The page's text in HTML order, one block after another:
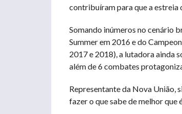
contribuíram para que a estreia
Somando inúmeros no cenário
Summer em 2016 e do
2017 e 2018), a lutadora ainda
além de 6 combates
Representante da Nova União,
fazer o que sabe de melhor que